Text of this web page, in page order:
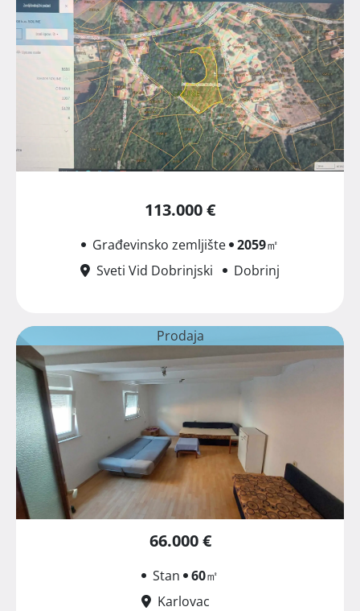
113.000 €
Građevinsko zemljište 2059㎡
Sveti Vid Dobrinjski
Dobrinj
Prodaja
66.000 €
Stan 60㎡
Karlovac